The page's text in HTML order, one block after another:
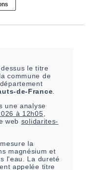
le titre
commune de
de-France
une analyse
à 12h05
web solidarites-
mesure la
magnésium et
l'eau. La dureté
appelée titre